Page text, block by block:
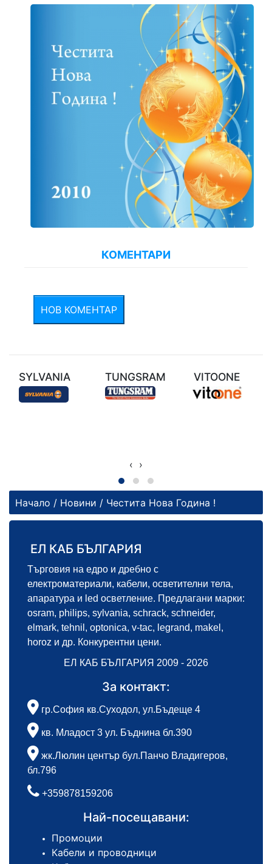
КОМЕНТАРИ
НОВ КОМЕНТАР
SYLVANIA TUNGSRAM VITOONE
‹ ›
Начало / Новини / Честита Нова Година !
ЕЛ КАБ БЪЛГАРИЯ
Търговия на едро и дребно с
електроматериали, кабели, осветителни тела,
апаратура и led осветление. Предлагани марки:
osram, philips, sylvania, schrack, schneider,
elmark, tehnil, optonica, v-tac, legrand, makel,
horoz и др. Конкурентни цени.
ЕЛ КАБ БЪЛГАРИЯ 2009 - 2026
За контакт:
гр.София кв.Суходол, ул.Бъдеще 4
кв. Младост 3 ул. Бъднина бл.390
жк.Люлин център бул.Панчо Владигеров,
бл.796
+359878159206
Най-посещавани:
Промоции
Кабели и проводници